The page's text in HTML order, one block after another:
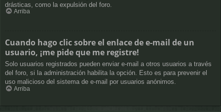
drásticas, como la expulsión del foro.
Arriba
Cuando hago clic sobre el enlace de e-mail de un
usuario, ¡me pide que me registre!
Solo usuarios registrados pueden enviar e-mail a otros usuarios a través
del foro, si la administración habilita la opción. Esto es para prevenir el
uso malicioso del sistema de e-mail por usuarios anónimos.
Arriba